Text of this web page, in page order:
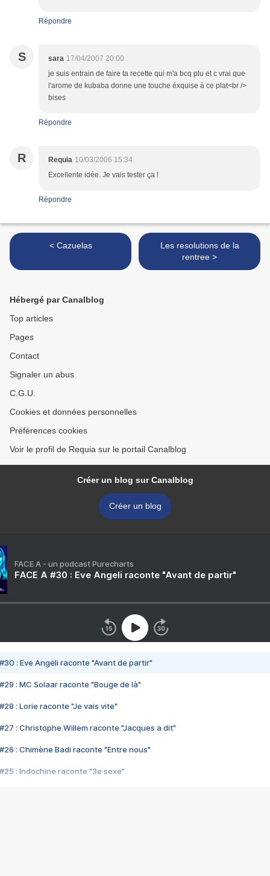
Répondre
S sara 17/04/2007 20:00
je suis entrain de faire ta recette qui m'a bcq plu et c vrai que
l'arome de kubaba donne une touche éxquise à ce plat<br />
bises
Répondre
R Requia 10/03/2006 15:34
Excellente idée. Je vais tester ça !
Répondre
< Cazuelas
Les resolutions de la
rentree >
Hébergé par Canalblog
Top articles
Pages
Contact
Signaler un abus
C.G.U.
Cookies et données personnelles
Préférences cookies
Voir le profil de Requia sur le portail Canalblog
Créer un blog sur Canalblog
Créer un blog
FACE A - un podcast Purecharts
FACE A #30 : Eve Angeli raconte "Avant de partir"
#30 : Eve Angeli raconte "Avant de partir"
#29 : MC Solaar raconte "Bouge de là"
#28 : Lorie raconte "Je vais vite"
#27 : Christophe Willem raconte "Jacques a dit"
#26 : Chimène Badi raconte "Entre nous"
#25 : Indochine raconte "3e sexe"